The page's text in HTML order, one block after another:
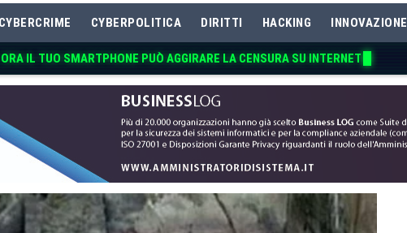
CYBERCRIME CYBERPOLITICA DIRITTI HACKING INNOVAZIONE
IL TUO SMARTPHONE PUÒ AGGIRAR